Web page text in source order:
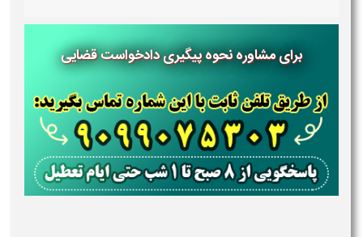
برای مشاوره نحوه پیگیری دادخواست قضایی